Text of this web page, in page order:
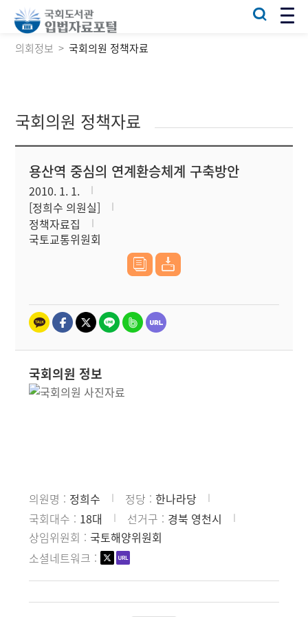
의회정보 국회의원 정책자료
국회의원 정책자료
용산역 중심의 연계환승체계 구축방안
2010. 1. 1.
[정희수 의원실]
정책자료집
국토교통위원회
국회의원 정보
의원명 정희수 정당
한나라당
국회대수
18대 선거구
경북 영천시
상임위원회
국토해양위원회
소셜네트워크